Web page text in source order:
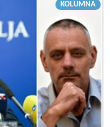
KOLUMNA